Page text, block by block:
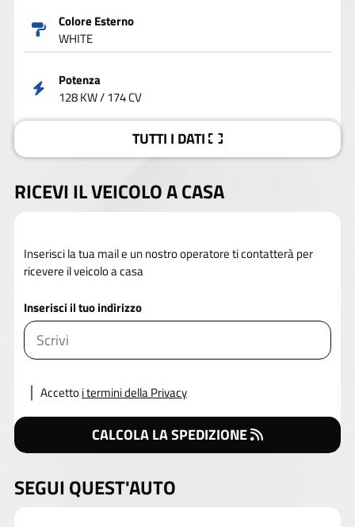
Colore Esterno
WHITE
Potenza
128 KW / 174 CV
TUTTI I DATI
RICEVI IL VEICOLO A CASA
Inserisci la tua mail e un nostro operatore ti contatterà per
ricevere il veicolo a casa
Inserisci il tuo indirizzo
Accettoi termini della Privacy
CALCOLA LA SPEDIZIONE
SEGUI QUEST'AUTO